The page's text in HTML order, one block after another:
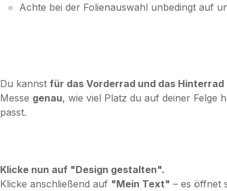
Achte bei der Folienauswahl unbedingt auf
Du kannst für das Vorderrad und das
Messe genau, wie viel Platz du auf deiner Felge
passt.
Klicke nun auf "Design gestalten".
Klicke anschließend auf "Mein Text" – es öffnet